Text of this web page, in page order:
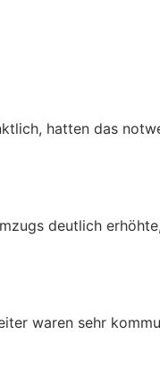
hatten das
deutlich
waren sehr